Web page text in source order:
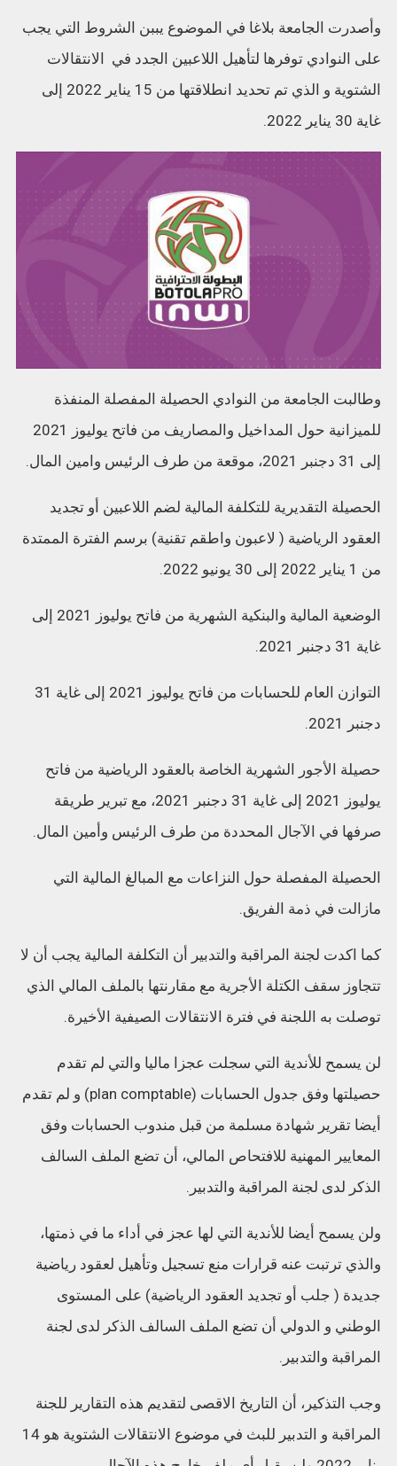
وأصدرت الجامعة بلاغا في الموضوع يببن الشروط التي يجب
على النوادي توفرها لتأهيل اللاعبين الجدد في الانتقالات
الشتوية و الذي تم تحديد انطلاقتها من 15 يناير 2022 إلى
غاية 30 يناير 2022.
وطالبت الجامعة من النوادي الحصيلة المفصلة المنفذة
للميزانية حول المداخيل والمصاريف من فاتح يوليوز 2021
إلى 31 دجنبر 2021، موقعة من طرف الرئيس وامين المال.
الحصيلة التقديرية للتكلفة المالية لضم اللاعبين أو تجديد
العقود الرياضية ( لاعبون واطقم تقنية) برسم الفترة الممتدة
من 1 يناير 2022 إلى 30 يونيو 2022.
الوضعية المالية والبنكية الشهرية من فاتح يوليوز 2021 إلى
غاية 31 دجنبر 2021.
التوازن العام للحسابات من فاتح يوليوز 2021 إلى غاية 31
دجنبر 2021.
حصيلة الأجور الشهرية الخاصة بالعقود الرياضية من فاتح
يوليوز 2021 إلى غاية 31 دجنبر 2021، مع تبرير طريقة
صرفها في الآجال المحددة من طرف الرئيس وأمين المال.
الحصيلة المفصلة حول النزاعات مع المبالغ المالية التي
مازالت في ذمة الفريق.
كما اكدت لجنة المراقبة والتدبير أن التكلفة المالية يجب أن لا
تتجاوز سقف الكتلة الأجرية مع مقارنتها بالملف المالي الذي
توصلت به اللجنة في فترة الانتقالات الصيفية الأخيرة.
لن يسمح للأندية التي سجلت عجزا ماليا والتي لم تقدم
حصيلتها وفق جدول الحسابات (plan comptable) و لم تقدم
أيضا تقرير شهادة مسلمة من قبل مندوب الحسابات وفق
المعايير المهنية للافتحاص المالي، أن تضع الملف السالف
الذكر لدى لجنة المراقبة والتدبير.
ولن يسمح أيضا للأندية التي لها عجز في أداء ما في ذمتها،
والذي ترتبت عنه قرارات منع تسجيل وتأهيل لعقود رياضية
جديدة ( جلب أو تجديد العقود الرياضية) على المستوى
الوطني و الدولي أن تضع الملف السالف الذكر لدى لجنة
المراقبة والتدبير.
وجب التذكير، أن التاريخ الاقصى لتقديم هذه التقارير للجنة
المراقبة و التدبير للبث في موضوع الانتقالات الشتوية هو 14